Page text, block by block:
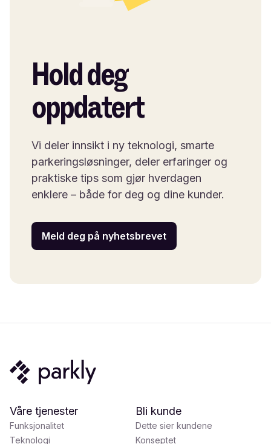
Hold deg
oppdatert
Vi deler innsikt i ny teknologi, smarte
parkeringsløsninger, deler erfaringer og
praktiske tips som gjør hverdagen
enklere – både for deg og dine kunder.
Meld deg på nyhetsbrevet
Våre tjenester
Funksjonalitet
Teknologi
Bli kunde
Dette sier kundene
Konseptet